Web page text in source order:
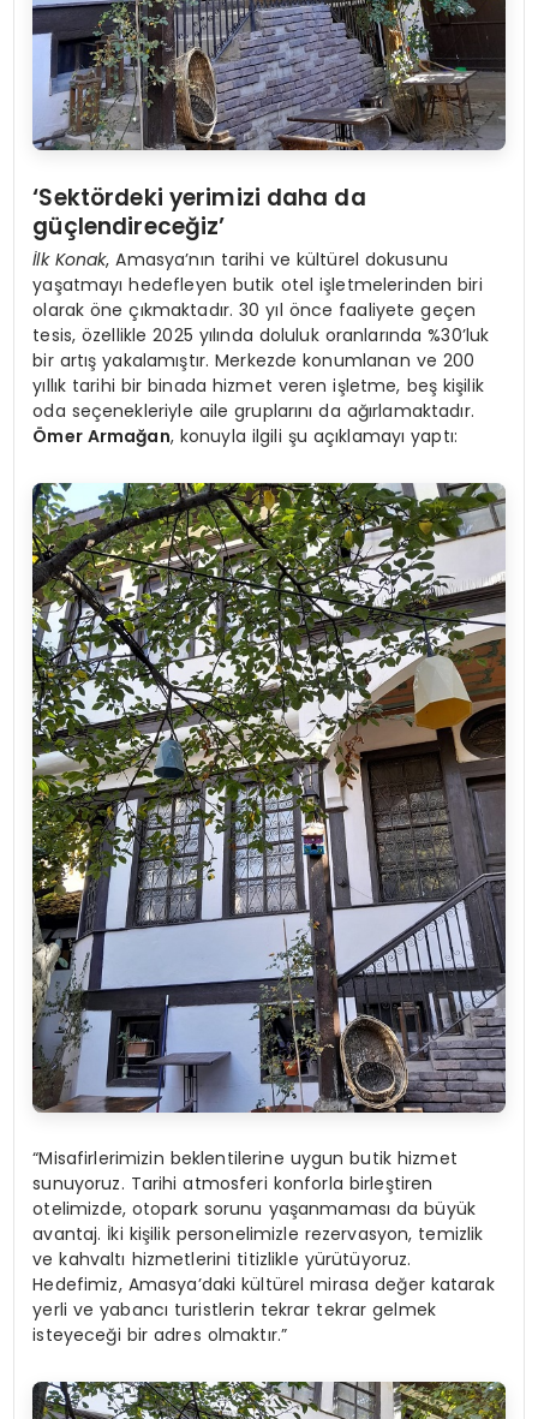
‘Sektördeki yerimizi daha da
güçlendireceğiz’
İlk Konak, Amasya’nın tarihi ve kültürel dokusunu
yaşatmayı hedefleyen butik otel işletmelerinden biri
olarak öne çıkmaktadır. 30 yıl önce faaliyete geçen
tesis, özellikle 2025 yılında doluluk oranlarında %30’luk
bir artış yakalamıştır. Merkezde konumlanan ve 200
yıllık tarihi bir binada hizmet veren işletme, beş kişilik
oda seçenekleriyle aile gruplarını da ağırlamaktadır.
Ömer Armağan, konuyla ilgili şu açıklamayı yaptı:
“Misafirlerimizin beklentilerine uygun butik hizmet
sunuyoruz. Tarihi atmosferi konforla birleştiren
otelimizde, otopark sorunu yaşanmaması da büyük
avantaj. İki kişilik personelimizle rezervasyon, temizlik
ve kahvaltı hizmetlerini titizlikle yürütüyoruz.
Hedefimiz, Amasya’daki kültürel mirasa değer katarak
yerli ve yabancı turistlerin tekrar tekrar gelmek
isteyeceği bir adres olmaktır.”